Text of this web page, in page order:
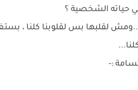
حياته الشخصية ؟
لقلبها بس لقلوبنا كلنا ،
:-